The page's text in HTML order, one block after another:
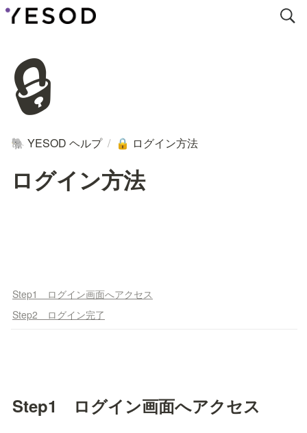
🔒
🐘 YESOD ヘルプ / 🔒 ログイン方法
ログイン方法
Step1 ログイン画面へアクセス
Step2 ログイン完了
Step1　ログイン画面へアクセス